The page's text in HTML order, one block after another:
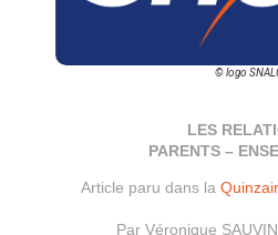
© logo
LES
PARENTS –
Article paru dans la
Par Véronique